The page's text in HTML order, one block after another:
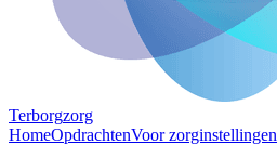
Terborgzorg
HomeOpdrachtenVoor zorginstellingen